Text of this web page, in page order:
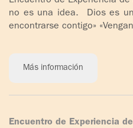
no es una idea. Dios es
encontrarse contigo»
Más información
Encuentro de Experiencia